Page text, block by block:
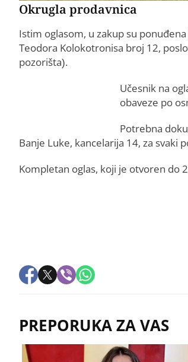
Okrugla prodavnica
Istim oglasom, u zakup su
Teodora Kolokotronisa broj 12,
pozorišta).
Učesnik na
obaveze po
Potrebna
Banje Luke, kancelarija 14, za svaki
Kompletan oglas, koji je otvoren do
PREPORUKA ZA VAS